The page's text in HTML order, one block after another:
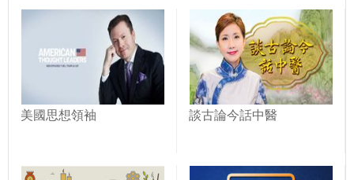
美國思想領袖 談古論今話中醫